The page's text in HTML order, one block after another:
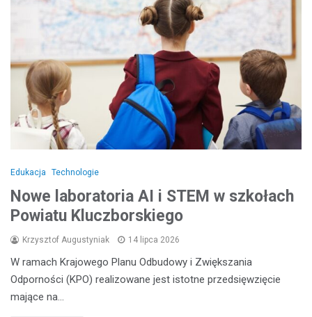
Edukacja Technologie
Nowe laboratoria AI i STEM w szkołach
Powiatu Kluczborskiego
Krzysztof Augustyniak 14 lipca 2026
W ramach Krajowego Planu Odbudowy i Zwiększania
Odporności (KPO) realizowane jest istotne przedsięwzięcie
mające na…